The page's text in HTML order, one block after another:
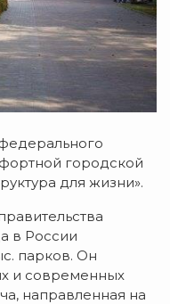
городской
для жизни».
в России
парков. Он
и современных
направленная на